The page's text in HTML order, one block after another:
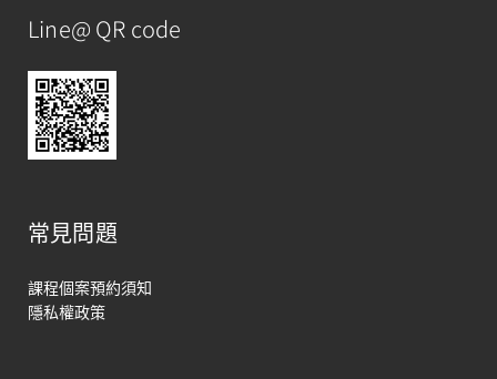
Line@ QR code
常見問題
課程個案預約須知
隱私權政策